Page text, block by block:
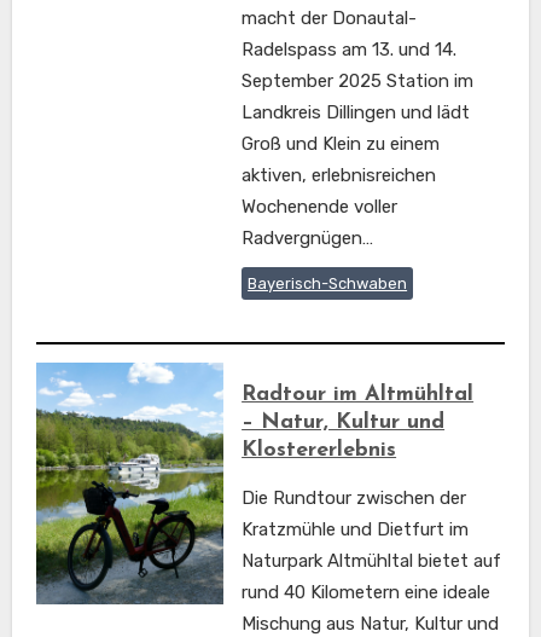
macht der Donautal-
Radelspass am 13. und 14.
September 2025 Station im
Landkreis Dillingen und lädt
Groß und Klein zu einem
aktiven, erlebnisreichen
Wochenende voller
Radvergnügen…
Bayerisch-Schwaben
Radtour im Altmühltal
– Natur, Kultur und
Klostererlebnis
Die Rundtour zwischen der
Kratzmühle und Dietfurt im
Naturpark Altmühltal bietet auf
rund 40 Kilometern eine ideale
Mischung aus Natur, Kultur und